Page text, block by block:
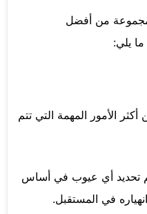
من أفضل
يلي:
الأمور المهمة التي تتم
تحديد أي عيوب في أساس
في المستقبل.